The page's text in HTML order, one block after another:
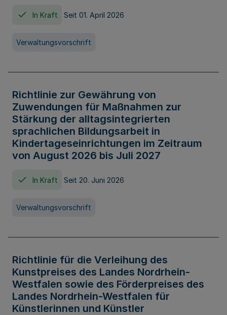
In Kraft Seit 01. April 2026
Verwaltungsvorschrift
Richtlinie zur Gewährung von
Zuwendungen für Maßnahmen zur
Stärkung der alltagsintegrierten
sprachlichen Bildungsarbeit in
Kindertageseinrichtungen im Zeitraum
von August 2026 bis Juli 2027
In Kraft Seit 20. Juni 2026
Verwaltungsvorschrift
Richtlinie für die Verleihung des
Kunstpreises des Landes Nordrhein-
Westfalen sowie des Förderpreises des
Landes Nordrhein-Westfalen für
Künstlerinnen und Künstler